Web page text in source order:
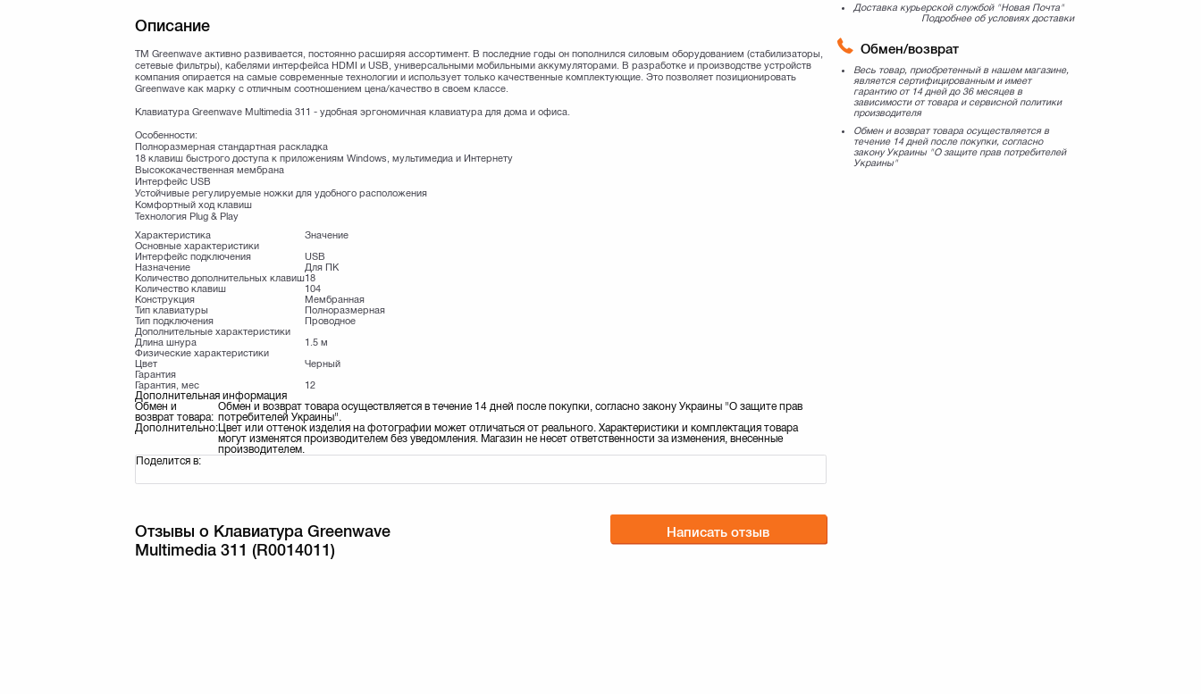
Описание
TM Greenwave активно развивается, постоянно расширяя ассортимент. В последние годы он пополнился силовым оборудованием (стабилизаторы,
сетевые фильтры), кабелями интерфейса HDMI и USB, универсальными мобильными аккумуляторами. В разработке и производстве устройств
компания опирается на самые современные технологии и использует только качественные комплектующие. Это позволяет позиционировать
Greenwave как марку с отличным соотношением цена/качество в своем классе.
Клавиатура Greenwave Multimedia 311 - удобная эргономичная клавиатура для дома и офиса.
Особенности:
Полноразмерная стандартная раскладка
18 клавиш быстрого доступа к приложениям Windows, мультимедиа и Интернету
Высококачественная мембрана
Интерфейс USB
Устойчивые регулируемые ножки для удобного расположения
Комфортный ход клавиш
Технология Plug & Play
Характеристика
Значение
Основные характеристики
Интерфейс подключения
USB
Назначение
Для ПК
Количество дополнительных клавиш18
Количество клавиш
104
Конструкция
Мембранная
Тип клавиатуры
Полноразмерная
Тип подключения
Проводное
Дополнительные характеристики
Длина шнура
1.5 м
Физические характеристики
Цвет
Черный
Гарантия
Гарантия, мес
12
Дополнительная информация
Обмен и
возврат товара:
Обмен и возврат товара осуществляется в течение 14 дней после покупки, согласно закону Украины "О защите прав
потребителей Украины".
Дополнительно:Цвет или оттенок изделия на фотографии может отличаться от реального. Характеристики и комплектация товара
могут изменятся производителем без уведомления. Магазин не несет ответственности за изменения, внесенные
производителем.
Поделится в:
Отзывы о Клавиатура Greenwave
Multimedia 311 (R0014011)
Написать отзыв
Доставка курьерской службой "Новая Почта"
Подробнее об условиях доставки
Обмен/возврат
Весь товар, приобретенный в нашем магазине,
является сертифицированным и имеет
гарантию от 14 дней до 36 месяцев в
зависимости от товара и сервисной политики
производителя
Обмен и возврат товара осуществляется в
течение 14 дней после покупки, согласно
закону Украины "О защите прав потребителей
Украины"